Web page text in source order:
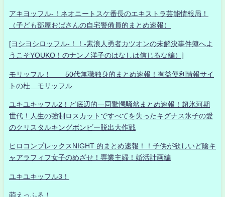
アキヨッフル-！ネオニートスケ番長のエキストラ芸能情報局！
（子ども部屋おばさんの自宅警備員的まとめ速報）
[ヨシヨシロッフル-！！-素浪人勇者カツオンの未解決事件簿へよ
うこそYOUKO！のナンノ洋子のはなしは信じるな編）]
モリッフル！ 50代無職独身的まとめ速報！有益便利情報サイ
トの杜 モリッフル
ユキユキッフル2！ど底辺的一同驚愕騒然まとめ速報！超氷河期
世代！人生の強制ロスカットですべてを失ったキグナス氷子の愛
のクリスタルキングボンビー脱出大作戦
ヒロコンプレックスNIGHT 的まとめ速報！！子供が欲しいど陰キ
ャアラフィフ女子のめざせ！専業主婦！婚活計画編
ユキユキッフル3！
萌えっふる！